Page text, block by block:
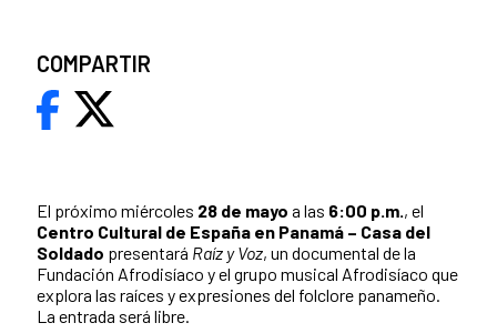
El próximo miércoles 28 de mayo a las 6:00 p.m., el
Centro Cultural de España en Panamá – Casa del
Soldado presentará Raíz y Voz, un documental de la
Fundación Afrodisíaco y el grupo musical Afrodisíaco que
explora las raíces y expresiones del folclore panameño.
La entrada será libre.
COMPARTIR